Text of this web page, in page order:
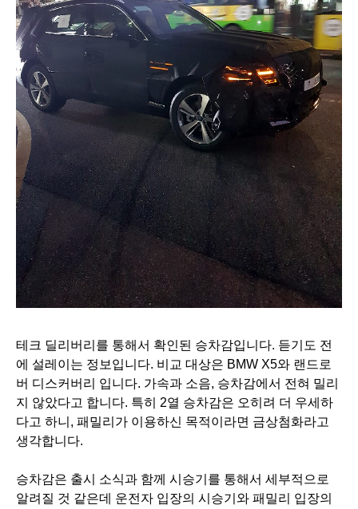
테크 딜리버리를 통해서 확인된 승차감입니다. 듣기도 전
에 설레이는 정보입니다. 비교 대상은 BMW X5와 랜드로
버 디스커버리 입니다. 가속과 소음, 승차감에서 전혀 밀리
지 않았다고 합니다. 특히 2열 승차감은 오히려 더 우세하
다고 하니, 패밀리가 이용하신 목적이라면 금상첨화라고
생각합니다.
승차감은 출시 소식과 함께 시승기를 통해서 세부적으로
알려질 것 같은데 운전자 입장의 시승기와 패밀리 입장의